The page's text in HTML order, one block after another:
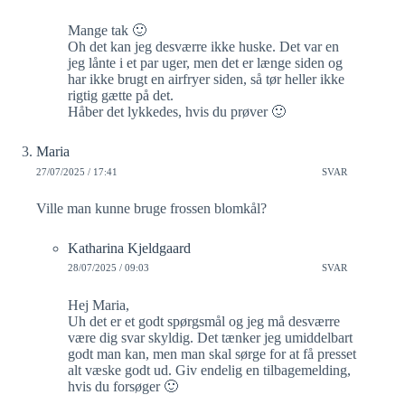
Mange tak 🙂
Oh det kan jeg desværre ikke huske. Det var en
jeg lånte i et par uger, men det er længe siden og
har ikke brugt en airfryer siden, så tør heller ikke
rigtig gætte på det.
Håber det lykkedes, hvis du prøver 🙂
Maria
27/07/2025 / 17:41 SVAR
Ville man kunne bruge frossen blomkål?
Katharina Kjeldgaard
28/07/2025 / 09:03 SVAR
Hej Maria,
Uh det er et godt spørgsmål og jeg må desværre
være dig svar skyldig. Det tænker jeg umiddelbart
godt man kan, men man skal sørge for at få presset
alt væske godt ud. Giv endelig en tilbagemelding,
hvis du forsøger 🙂